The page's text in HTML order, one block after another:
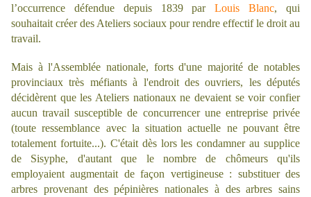
l’occurrence défendue depuis 1839 parLouis Blanc, qui
souhaitait créer des Ateliers sociaux pour rendre effectif le droit au
travail.
Mais à l'Assemblée nationale, forts d'une majorité de notables
provinciaux très méfiants à l'endroit des ouvriers, les députés
décidèrent que les Ateliers nationaux ne devaient se voir confier
aucun travail susceptible de concurrencer une entreprise privée
(toute ressemblance avec la situation actuelle ne pouvant être
totalement fortuite...). C'était dès lors les condamner au supplice
de Sisyphe, d'autant que le nombre de chômeurs qu'ils
employaient augmentait de façon vertigineuse : substituer des
arbres provenant des pépinières nationales à des arbres sains